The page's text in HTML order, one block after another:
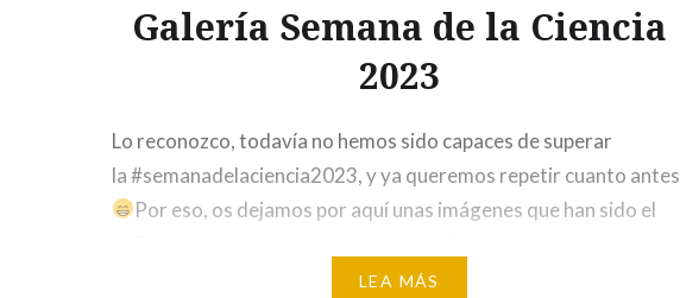
Galería Semana de la Ciencia
2023
Lo reconozco, todavía no hemos sido capaces de superar
la #semanadelaciencia2023, y ya queremos repetir cuanto antes
Por eso, os dejamos por aquí unas imágenes que han sido el
dar las gracias a las investigadoras de los
LEA MÁS